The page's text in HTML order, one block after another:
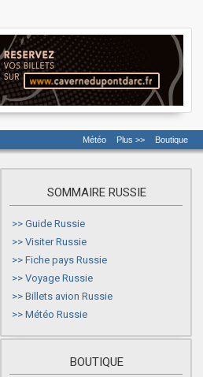
Météo Plus >> Boutique
SOMMAIRE RUSSIE
>> Guide Russie
>> Visiter Russie
>> Fiche pays Russie
>> Voyage Russie
>> Billets avion Russie
>> Météo Russie
BOUTIQUE